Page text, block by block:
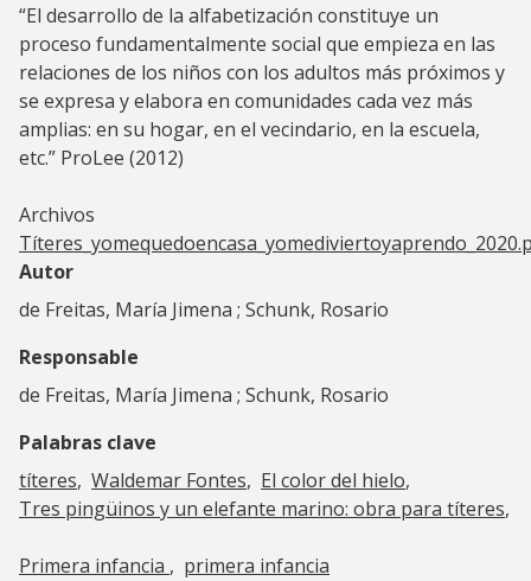
“El desarrollo de la alfabetización constituye un
proceso fundamentalmente social que empieza en las
relaciones de los niños con los adultos más próximos y
se expresa y elabora en comunidades cada vez más
amplias: en su hogar, en el vecindario, en la escuela,
etc.” ProLee (2012)
Archivos
Autor
de Freitas, María Jimena ; Schunk, Rosario
Responsable
de Freitas, María Jimena ; Schunk, Rosario
Palabras clave
títeres Waldemar Fontes
El color del hielo
Tres pingüinos y un elefante marino: obra para títeres
Primera infancia
primera infancia